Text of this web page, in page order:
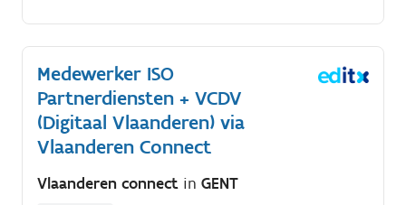
operationele werking, rapportering, analyse en
innovatie.
Medewerker ISO
Partnerdiensten + VCDV
(Digitaal Vlaanderen) via
Vlaanderen Connect
Vlaanderen connect in GENT